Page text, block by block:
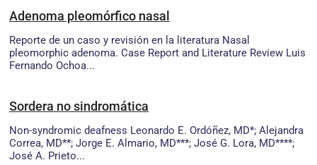
Adenoma pleomórfico nasal
Reporte de un caso y revisión en la literatura Nasal
pleomorphic adenoma. Case Report and Literature Review Luis
Fernando Ochoa...
Sordera no sindromática
Non-syndromic deafness Leonardo E. Ordóñez, MD*; Alejandra
Correa, MD**; Jorge E. Almario, MD***; José G. Lora, MD****;
José A. Prieto...